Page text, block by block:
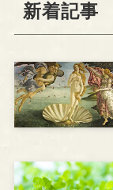
新着記事